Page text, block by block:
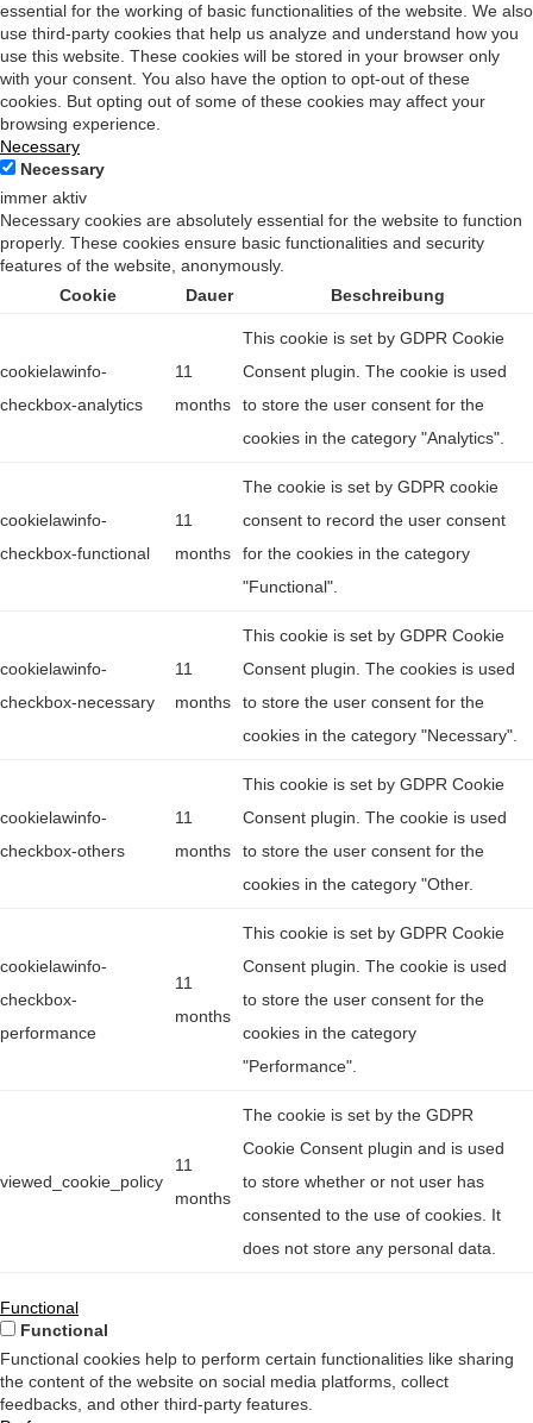
essential for the working of basic functionalities of the website. We also
use third-party cookies that help us analyze and understand how you
use this website. These cookies will be stored in your browser only
with your consent. You also have the option to opt-out of these
cookies. But opting out of some of these cookies may affect your
browsing experience.
Necessary
Necessary
immer aktiv
Necessary cookies are absolutely essential for the website to function
properly. These cookies ensure basic functionalities and security
features of the website, anonymously.
Cookie
Dauer Beschreibung
cookielawinfo-
checkbox-analytics
11
months
This cookie is set by GDPR Cookie
Consent plugin. The cookie is used
to store the user consent for the
cookies in the category "Analytics".
cookielawinfo-
checkbox-functional
11
months
The cookie is set by GDPR cookie
consent to record the user consent
for the cookies in the category
"Functional".
cookielawinfo-
checkbox-necessary
11
months
This cookie is set by GDPR Cookie
Consent plugin. The cookies is used
to store the user consent for the
cookies in the category "Necessary".
cookielawinfo-
checkbox-others
11
months
This cookie is set by GDPR Cookie
Consent plugin. The cookie is used
to store the user consent for the
cookies in the category "Other.
cookielawinfo-
checkbox-
performance
11
months
This cookie is set by GDPR Cookie
Consent plugin. The cookie is used
to store the user consent for the
cookies in the category
"Performance".
viewed_cookie_policy
11
months
The cookie is set by the GDPR
Cookie Consent plugin and is used
to store whether or not user has
consented to the use of cookies. It
does not store any personal data.
Functional
Functional
Functional cookies help to perform certain functionalities like sharing
the content of the website on social media platforms, collect
feedbacks, and other third-party features.